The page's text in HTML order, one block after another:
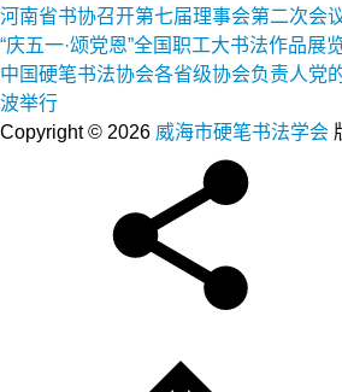
河南省书协召开第七届理事会第二次会
“庆五一·颂党恩”全国职工大书法作品展
中国硬笔书法协会各省级协会负责人党
波举行
Copyright © 2026 威海市硬笔书法学会